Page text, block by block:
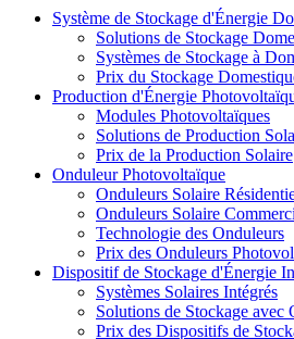
Système de Stockage d'Énergie
Solutions de Stockage
Systèmes de Stockage à
Prix du Stockage
Production d'Énergie
Modules Photovoltaïques
Solutions de Production
Prix de la Production Solaire
Onduleur Photovoltaïque
Onduleurs Solaire
Onduleurs Solaire
Technologie des Onduleurs
Prix des Onduleurs
Dispositif de Stockage d'Énergie
Systèmes Solaires Intégrés
Solutions de Stockage avec
Prix des Dispositifs de